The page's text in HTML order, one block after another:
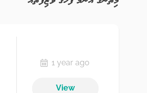
1 year ago
View